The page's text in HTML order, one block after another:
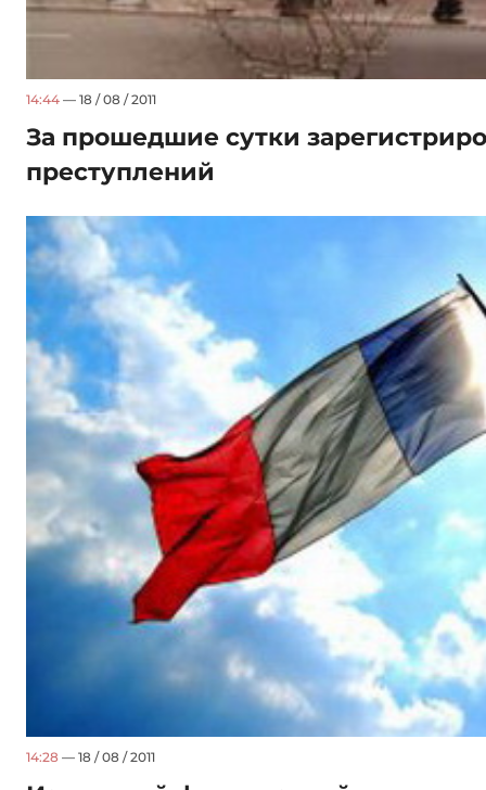
14:44 — 18 / 08 / 2011
За прошедшие сутки
преступлений
14:28 — 18 / 08 / 2011